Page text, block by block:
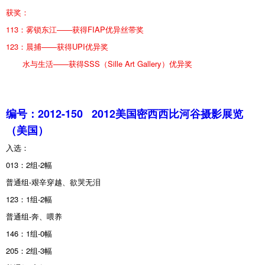
获奖：
113：雾锁东江——获得FIAP优异丝带奖
123：晨捕——获得UPI优异奖
水与生活——获得SSS（Sille Art Gallery）优异奖
编号：2012-150 2012美国密西西比河谷摄影展览
（美国）
入选：
013：2组-2幅
普通组-艰辛穿越、欲哭无泪
123：1组-2幅
普通组-奔、喂养
146：1组-0幅
205：2组-3幅